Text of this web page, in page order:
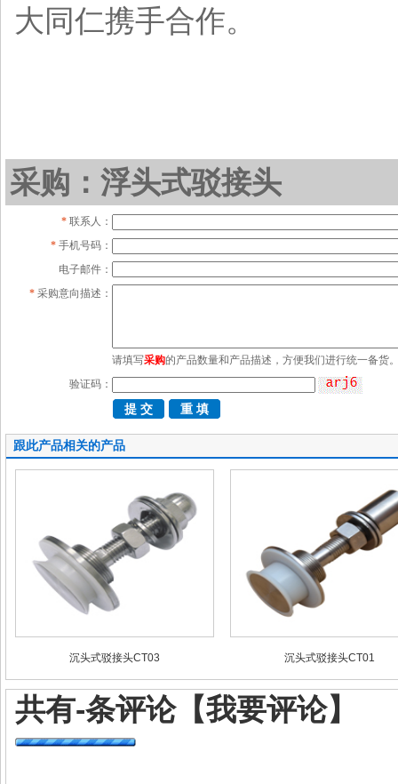
大同仁携手合作。
采购：浮头式驳接头
* 联系人：
* 手机号码：
电子邮件：
* 采购意向描述：
请填写采购的产品数量和产品描述，方便我们进行统一备货
验证码：
跟此产品相关的产品
沉头式驳接头CT03 沉头式驳接头CT01
共有-条评论【我要评论】